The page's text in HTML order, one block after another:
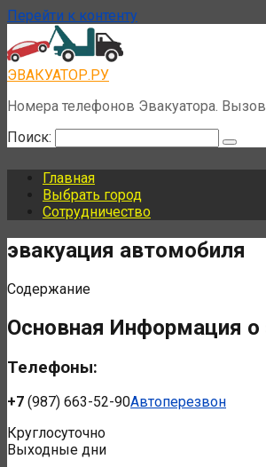
Перейти к контенту
ЭВАКУАТОР.РУ
Номера телефонов Эвакуатора.
Поиск:
Главная
Выбрать город
Сотрудничество
эвакуация автомобиля
Содержание
Основная Информация о
Телефоны:
+7 (987) 663-52-90Автоперезвон
Круглосуточно
Выходные дни